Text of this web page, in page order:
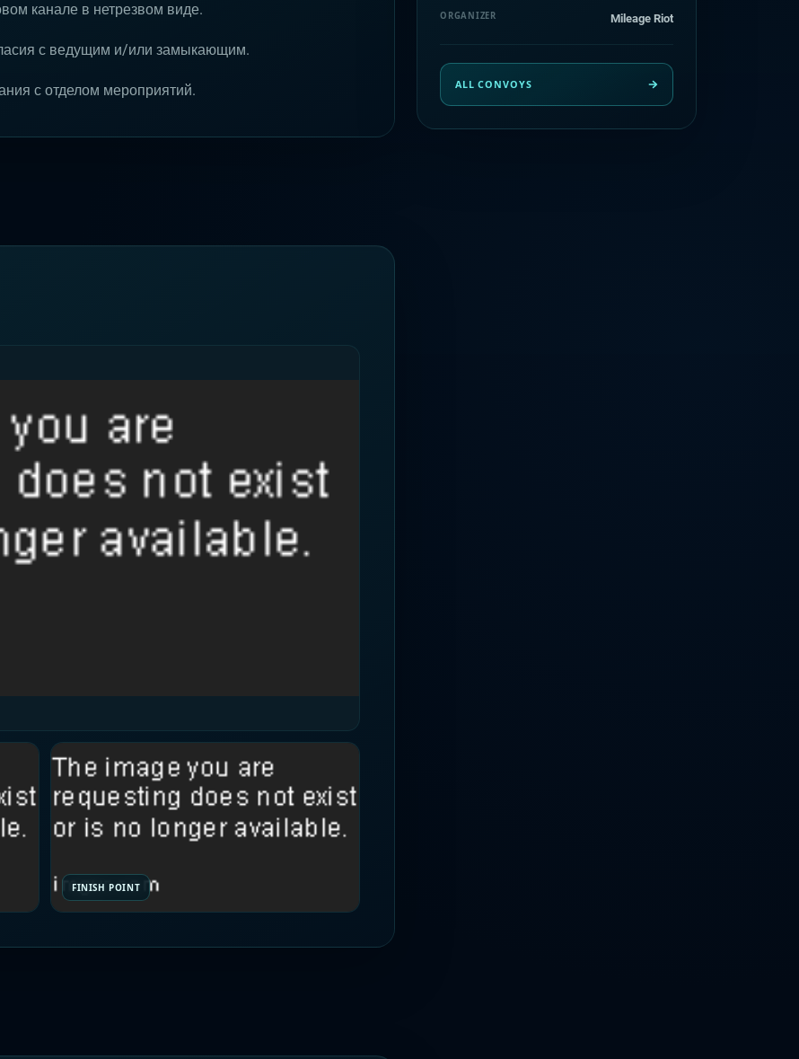
канале в нетрезвом виде.
с ведущим и/или замыкающим.
с отделом мероприятий.
FINISH POINT
ORGANIZER Mileage Riot
ALL CONVOYS